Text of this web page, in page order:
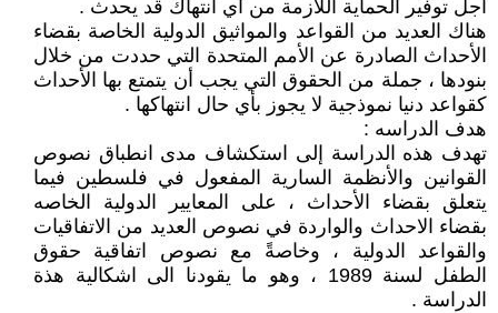
اجل توفير الحماية اللازمة من أي انتهاك قد يحدث .
هناك العديد من القواعد والمواثيق الدولية الخاصة بقضاء
الأحداث الصادرة عن الأمم المتحدة التي حددت من خلال
بنودها ، جملة من الحقوق التي يجب أن يتمتع بها الأحداث
كقواعد دنيا نموذجية لا يجوز بأي حال انتهاكها .
هدف الدراسه :
تهدف هذه الدراسة إلى استكشاف مدى انطباق نصوص
القوانين والأنظمة السارية المفعول في فلسطين فيما
يتعلق بقضاء الأحداث ، على المعايير الدولية الخاصه
بقضاء الاحداث والواردة في نصوص العديد من الاتفاقيات
والقواعد الدولية ، وخاصةً مع نصوص اتفاقية حقوق
الطفل لسنة 1989 ، وهو ما يقودنا الى اشكالية هذة
الدراسة .